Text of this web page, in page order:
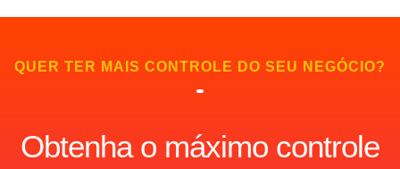
QUER TER MAIS CONTROLE DO SEU NEGÓCIO?
Obtenha o máximo controle